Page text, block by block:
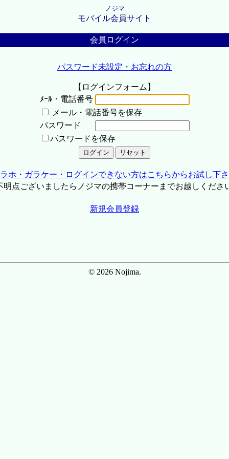
ノジマ
モバイル会員サイト
会員ログイン
パスワード未設定・お忘れの方
【ログインフォーム】
ﾒｰﾙ・電話番号
メール・電話番号を保存
パスワード
パスワードを保存
ホ・ガラケー・ログインできない方はこちらからお試し下
点ございましたらノジマの携帯コーナーまでお越しくださ
新規会員登録
© 2026 Nojima.